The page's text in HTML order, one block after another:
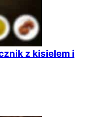
z kisielem i